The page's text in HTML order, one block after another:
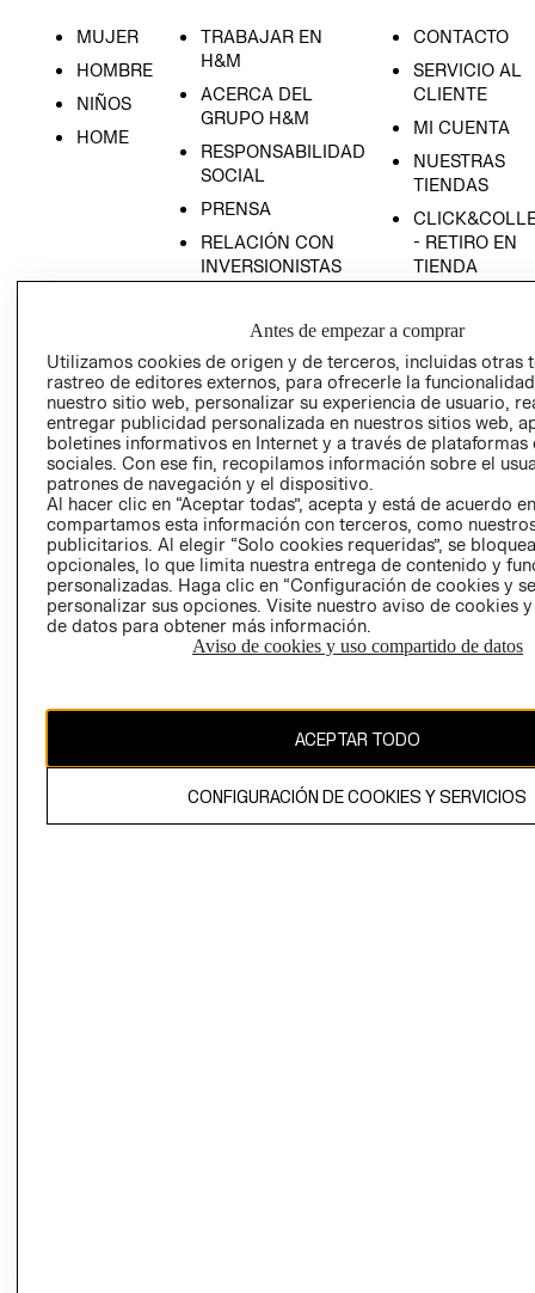
MUJER
HOMBRE
NIÑOS
HOME
TRABAJAR EN
H&M
ACERCA DEL
GRUPO H&M
RESPONSABILIDAD
SOCIAL
PRENSA
RELACIÓN CON
INVERSIONISTAS
EMPRESARIAL
CONTACTO
SERVICIO AL
CLIENTE
MI CUENTA
NUESTRAS
TIENDAS
- RETIRO EN
TIENDA
CONDICIONES
AVISO DE
PRIVACIDAD
GIFT CARD
AVISO DE
COOKIES
Chile ($)
El contenido de esta página web está protegido por copyright y es
propiedad de H&M Hennes & Mauritz AB.
Antes de empezar a comprar
Utilizamos cookies de origen y de terceros, incluidas otras
rastreo de editores externos, para ofrecerle la
nuestro sitio web, personalizar su experiencia de usuario,
entregar publicidad personalizada en nuestros sitios web,
boletines informativos en Internet y a través de plataformas
sociales. Con ese fin, recopilamos información sobre el
patrones de navegación y el dispositivo.
Al hacer clic en “Aceptar todas”, acepta y está de acuerdo
compartamos esta información con terceros, como
publicitarios. Al elegir “Solo cookies requeridas”, se
opcionales, lo que limita nuestra entrega de contenido y
personalizadas. Haga clic en “Configuración de cookies y
personalizar sus opciones. Visite nuestro aviso de cookies
de datos para obtener más información.
Aviso de cookies y uso compartido de datos
ACEPTAR TODO
CONFIGURACIÓN DE COOKIES Y SERVICIOS